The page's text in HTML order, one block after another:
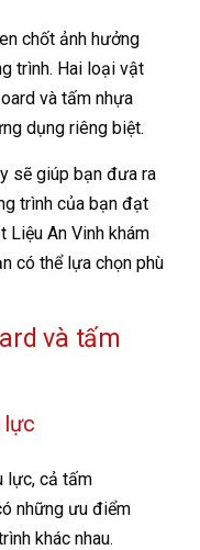
chốt ảnh hưởng
trình. Hai loại vật
và tấm nhựa
dụng riêng biệt.
sẽ giúp bạn đưa ra
trình của bạn đạt
Liệu An Vinh khám
có thể lựa chọn phù
và tấm
lực
lực, cả tấm
những ưu điểm
khác nhau.